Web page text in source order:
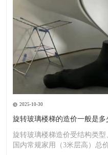
2025-10-30
旋转玻璃楼梯的造价一般是多
旋转玻璃楼梯造价受结构类
国内常规家用（3米层高）